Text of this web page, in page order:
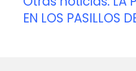
EN LOS PASILLOS